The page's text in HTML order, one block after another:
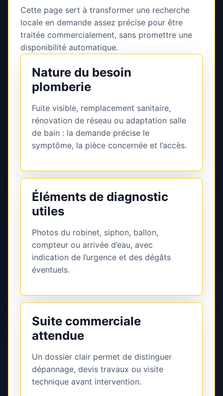
Cette page sert à transformer une recherche
locale en demande assez précise pour être
traitée commercialement, sans promettre une
disponibilité automatique.
Nature du besoin
plomberie
Fuite visible, remplacement sanitaire,
rénovation de réseau ou adaptation salle
de bain : la demande précise le
symptôme, la pièce concernée et l’accès.
Éléments de diagnostic
utiles
Photos du robinet, siphon, ballon,
compteur ou arrivée d’eau, avec
indication de l’urgence et des dégâts
éventuels.
Suite commerciale
attendue
Un dossier clair permet de distinguer
dépannage, devis travaux ou visite
technique avant intervention.